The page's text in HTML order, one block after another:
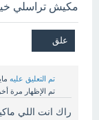
مكيش تراسلي
تم التعليق عليه مايو
تم الإظهار مرة
راك انت اللي